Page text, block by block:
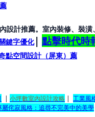
薦
設計推薦。室內裝修、裝潢、
鍵字優化| 點擊時代時
點空間設計（屏東） 薦
| 小坪數室內設計攻略 | 工業風
屬侘寂風格：追尋不完美中的美學